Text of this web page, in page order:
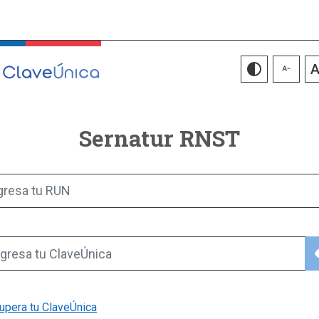
Sernatur RNST
tu RUN
tu ClaveÚnica
tu ClaveÚnica